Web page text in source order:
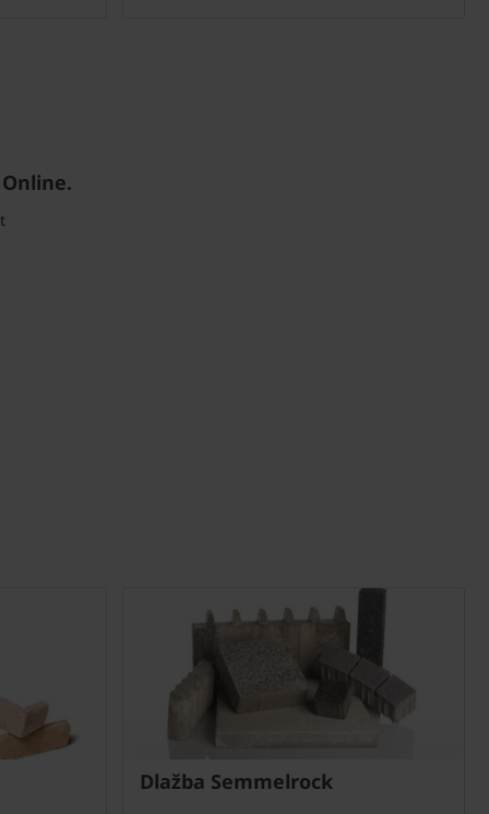
Dlažba Semmelrock